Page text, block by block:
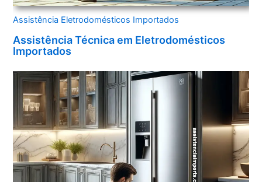
Assistência Eletrodomésticos Importados
Assistência Técnica em Eletrodomésticos
Importados